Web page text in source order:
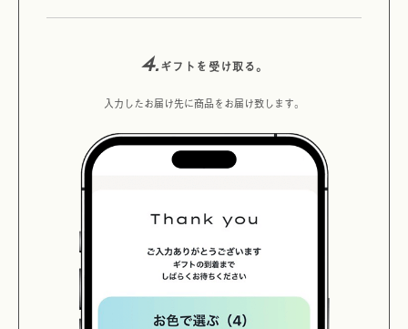
4. ギフトを受け取る。
入力したお届け先に商品をお届け致します。